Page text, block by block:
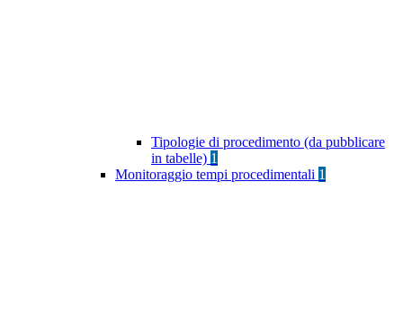
Tipologie di procedimento (da pubblicare
in tabelle) 1
Monitoraggio tempi procedimentali 1